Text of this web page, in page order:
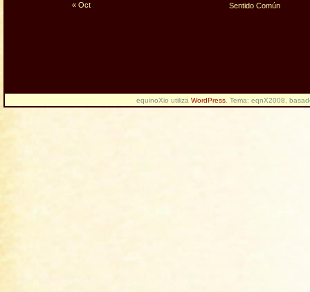
« Oct
Sentido Común
equinoXio utiliza WordPress . Tema: eqnX2008,